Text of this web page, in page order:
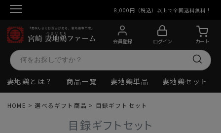
8,000円（税込）以上で全国送料無料！
会員登録 ログイン カート
妻地鶏とは？ 商品一覧 妻地鶏単品 妻地鶏セット
HOME 選べるギフト商品 目録ギフトセット
目録ギフトセット